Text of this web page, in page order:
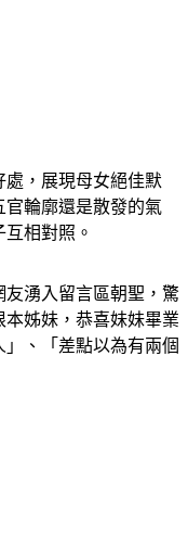
輪廓還是散發的氣
互相對照。
姊妹，恭喜妹妹畢業
、「差點以為有兩個